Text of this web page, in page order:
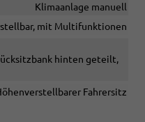
Klimaanlage manuell
mit Multifunktionen
hinten geteilt,
Fahrersitz